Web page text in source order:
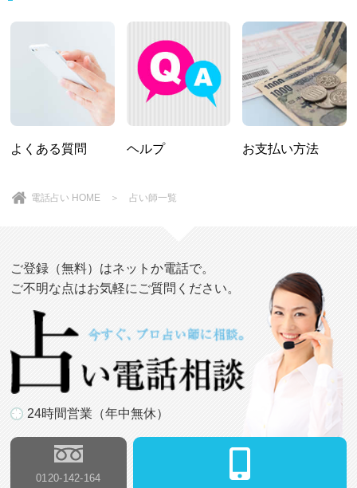
よくある質問 ヘルプ お支払い方法
電話占い HOME ＞ 占い師一覧
ご登録（無料）はネットか電話で。
ご不明な点はお気軽にご質問ください。
24時間営業（年中無休）
0120-142-164